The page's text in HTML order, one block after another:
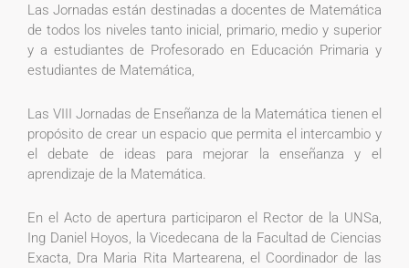
Las Jornadas están destinadas a docentes de Matemática
de todos los niveles tanto inicial, primario, medio y superior
y a estudiantes de Profesorado en Educación Primaria y
estudiantes de Matemática,
Las VIII Jornadas de Enseñanza de la Matemática tienen el
propósito de crear un espacio que permita el intercambio y
el debate de ideas para mejorar la enseñanza y el
aprendizaje de la Matemática.
En el Acto de apertura participaron el Rector de la UNSa,
Ing Daniel Hoyos, la Vicedecana de la Facultad de Ciencias
Exacta, Dra Maria Rita Martearena, el Coordinador de las